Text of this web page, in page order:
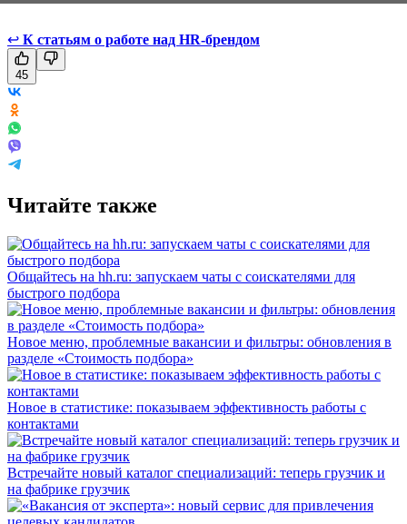
↩ К статьям о работе над HR-брендом
45
Читайте также
Общайтесь на hh.ru: запускаем чаты с соискателями для
быстрого подбора
Новое меню, проблемные вакансии и фильтры: обновления в
разделе «Стоимость подбора»
Новое в статистике: показываем эффективность работы с
контактами
Встречайте новый каталог специализаций: теперь грузчик и
на фабрике грузчик